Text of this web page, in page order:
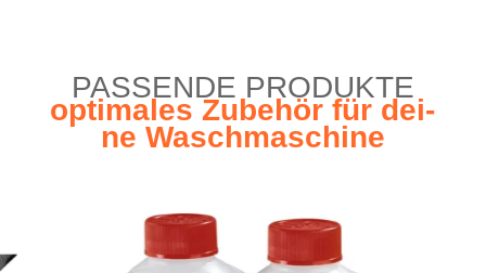
PAS­SEN­DE PRODUKTE
opti­ma­les Zube­hör für dei­
ne Waschmaschine